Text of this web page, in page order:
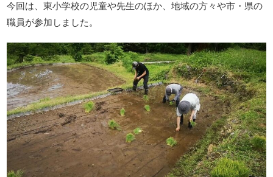
今回は、東小学校の児童や先生のほか、地域の方々や市・県の
職員が参加しました。